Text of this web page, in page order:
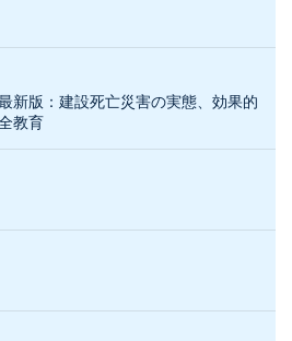
新版：建設死亡災害の実態、効果的
教育